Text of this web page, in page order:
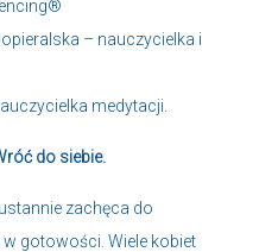
– nauczycielka i
medytacji.
do siebie.
zachęca do
gotowości. Wiele kobiet